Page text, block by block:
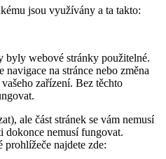
jsou využívány a ta takto:
byly webové stránky použitelné.
na stránce nebo změna
zařízení. Bez těchto
ale část stránek se vám nemusí
dokonce nemusí fungovat.
najdete zde: